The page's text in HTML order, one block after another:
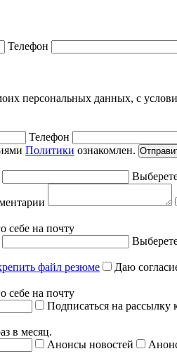
Телефон
персональных данных, с
Телефон
Политики ознакомлен.
себе на почту
файл резюме Даю
себе на почту
Подписаться на рассылку
в месяц.
Анонсы новостей